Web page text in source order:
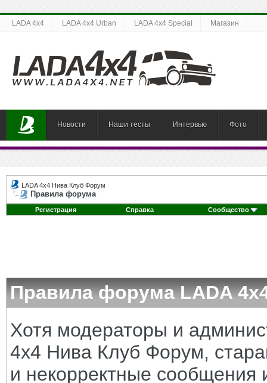
LADA 4x4 LADA 4x4 Urban LADA 4x4 Special Магазин
Новости Наши тесты Интервью Фото
LADA 4x4 Нива Клуб Форум
Правила форума
Регистрация Справка Сообщество
Правила форума LADA
Хотя модераторы и
4x4 Нива Клуб Форум,
и некорректные сообщения